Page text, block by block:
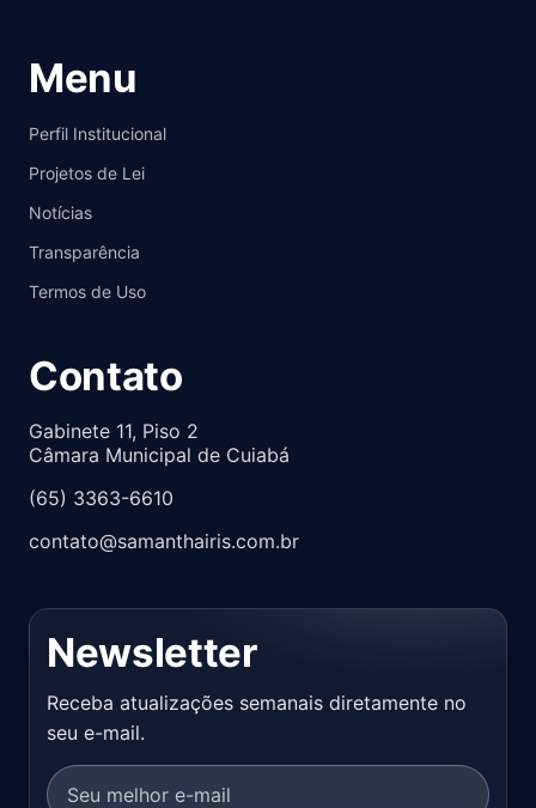
Menu
Perfil Institucional
Projetos de Lei
Notícias
Transparência
Termos de Uso
Contato
Gabinete 11, Piso 2
Câmara Municipal de Cuiabá
(65) 3363-6610
contato@samanthairis.com.br
Newsletter
Receba atualizações semanais diretamente no
seu e-mail.